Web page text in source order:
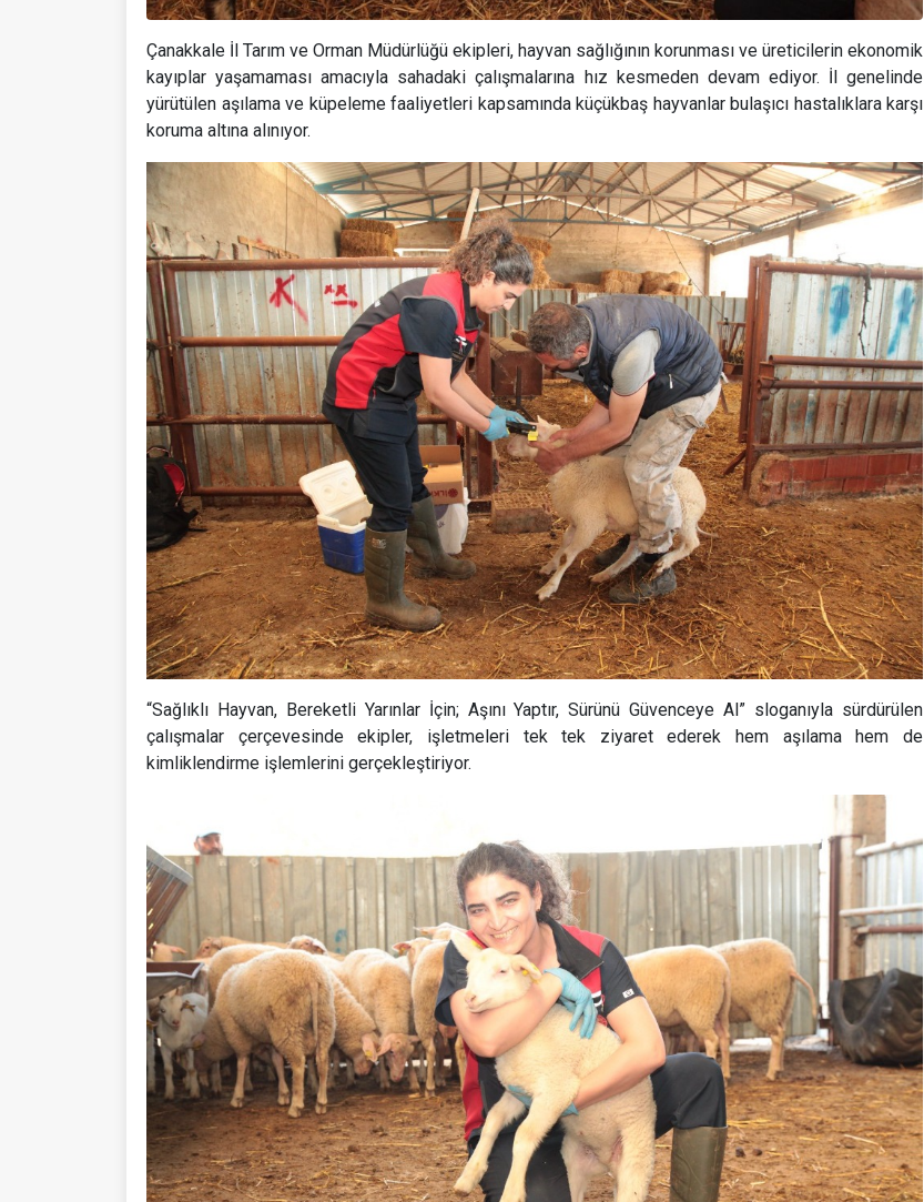
Çanakkale İl Tarım ve Orman Müdürlüğü ekipleri, hayvan sağlığının korunması ve üreticilerin ekonomik
kayıplar yaşamaması amacıyla sahadaki çalışmalarına hız kesmeden devam ediyor. İl genelinde
yürütülen aşılama ve küpeleme faaliyetleri kapsamında küçükbaş hayvanlar bulaşıcı hastalıklara karşı
koruma altına alınıyor.
“Sağlıklı Hayvan, Bereketli Yarınlar İçin; Aşını Yaptır, Sürünü Güvenceye Al” sloganıyla sürdürülen
çalışmalar çerçevesinde ekipler, işletmeleri tek tek ziyaret ederek hem aşılama hem de
kimliklendirme işlemlerini gerçekleştiriyor.